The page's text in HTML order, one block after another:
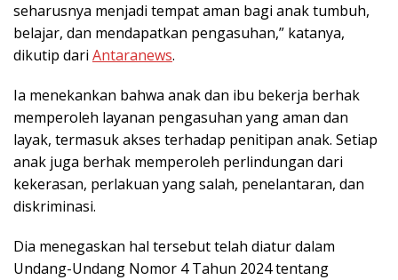
seharusnya menjadi tempat aman bagi anak tumbuh,
belajar, dan mendapatkan pengasuhan,” katanya,
dikutip dari Antaranews.
Ia menekankan bahwa anak dan ibu bekerja berhak
memperoleh layanan pengasuhan yang aman dan
layak, termasuk akses terhadap penitipan anak. Setiap
anak juga berhak memperoleh perlindungan dari
kekerasan, perlakuan yang salah, penelantaran, dan
diskriminasi.
Dia menegaskan hal tersebut telah diatur dalam
Undang-Undang Nomor 4 Tahun 2024 tentang